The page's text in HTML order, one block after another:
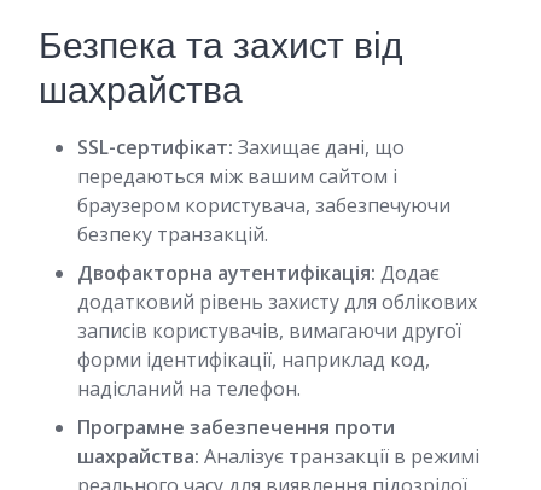
Безпека та захист від
шахрайства
SSL-сертифікат: Захищає дані, що
передаються між вашим сайтом і
браузером користувача, забезпечуючи
безпеку транзакцій.
Двофакторна аутентифікація: Додає
додатковий рівень захисту для облікових
записів користувачів, вимагаючи другої
форми ідентифікації, наприклад код,
надісланий на телефон.
Програмне забезпечення проти
шахрайства: Аналізує транзакції в режимі